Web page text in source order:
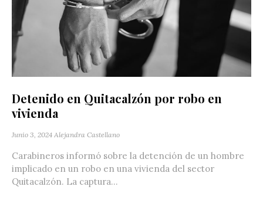
Detenido en Quitacalzón por robo en
vivienda
Junio 3, 2024 Alejandra Castellano
Carabineros informó sobre la detención de un hombre
implicado en un robo en una vivienda del sector
Quitacalzón. La captura...